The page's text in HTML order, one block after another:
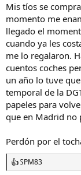
Mis tíos se
momento me
llegado el
cuando ya les
me lo regalaron.
cuentos coches
un año lo tuve
temporal de la
papeles para
que en Madrid no
Perdón por el
R
SPM83